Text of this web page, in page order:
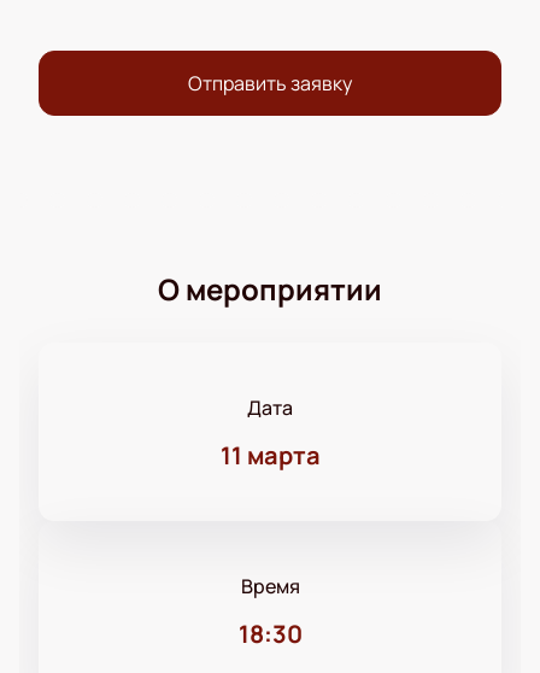
Отправить заявку
О мероприятии
Дата
11 марта
Время
18:30